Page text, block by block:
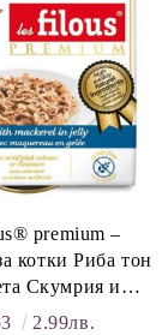
premium –
котки Риба тон
Скумрия и
в желе
2.99лв.